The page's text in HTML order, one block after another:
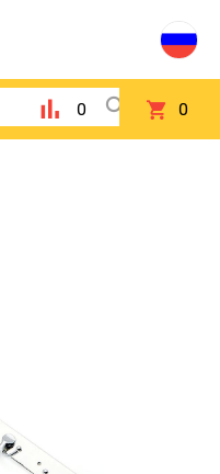
0 0